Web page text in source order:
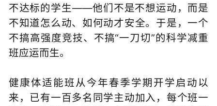
不达标的学生——他们不是不想运动，而是
不知道怎么动、如何动才安全。于是，一个
不搞高强度竞技、不搞“一刀切”的科学减重
班应运而生。
健康体适能班从今年春季学期开学启动以
来，已有一百多名同学主动加入，每个班一